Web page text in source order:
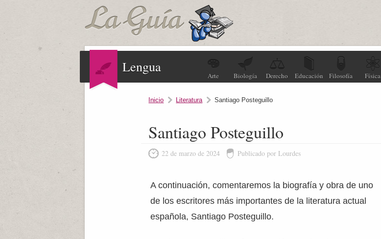
Lengua
Arte Biología Derecho Educación Filosofía Física
Inicio Literatura Santiago Posteguillo
Santiago Posteguillo
22 de marzo de 2024 Publicado por Lourdes
A continuación, comentaremos la biografía y obra de uno
de los escritores más importantes de la literatura actual
española, Santiago Posteguillo.